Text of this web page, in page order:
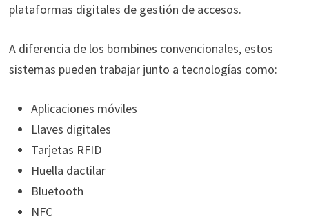
plataformas digitales de gestión de accesos.
A diferencia de los bombines convencionales, estos
sistemas pueden trabajar junto a tecnologías como:
Aplicaciones móviles
Llaves digitales
Tarjetas RFID
Huella dactilar
Bluetooth
NFC